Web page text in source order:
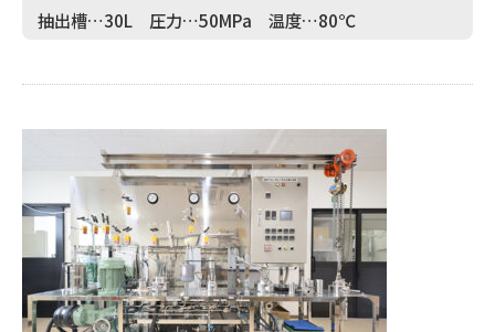
抽出槽…30L 圧力…50MPa 温度…80℃